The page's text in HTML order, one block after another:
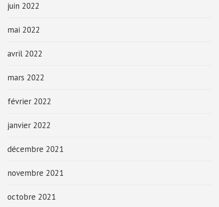
juin 2022
mai 2022
avril 2022
mars 2022
février 2022
janvier 2022
décembre 2021
novembre 2021
octobre 2021